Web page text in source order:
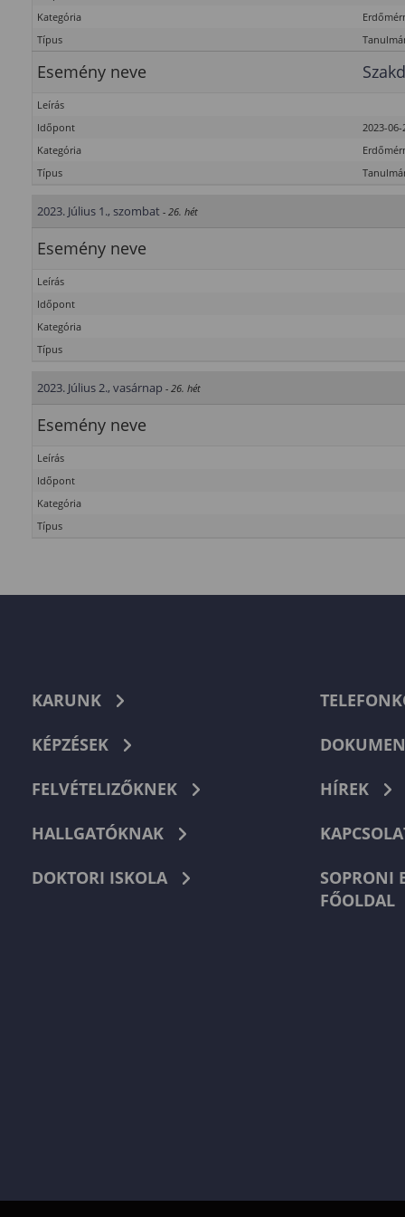
Kategória
Típus
Esemény neve
Leírás
Időpont
2023-06-
Kategória
Típus
2023. Július 1., szombat - 26. hét
Esemény neve
Leírás
Időpont
Kategória
Típus
2023. Július 2., vasárnap - 26. hét
Esemény neve
Leírás
Időpont
Kategória
Típus
KARUNK
KÉPZÉSEK
FELVÉTELIZŐKNEK
HALLGATÓKNAK
DOKTORI ISKOLA
HÍREK
SOPRONI
FŐOLDAL